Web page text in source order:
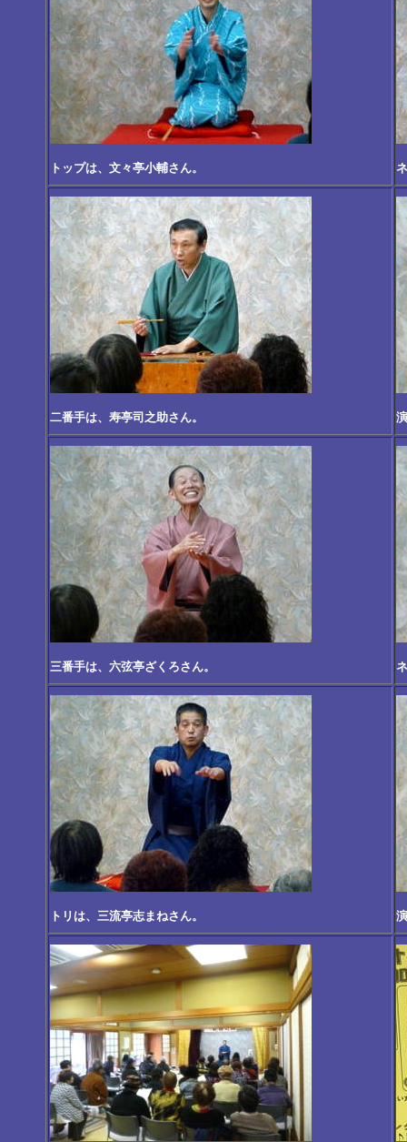
トップは、文々亭小輔さん。
二番手は、寿亭司之助さん。
三番手は、六弦亭ざくろさん。
トリは、三流亭志まねさん。